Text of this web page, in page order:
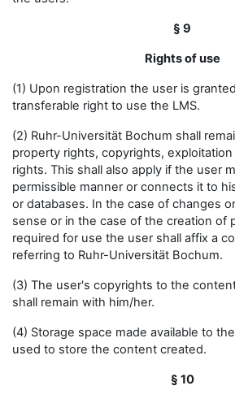
§ 9
Rights of use
(1) Upon registration the user is
transferable right to use the LMS.
(2) Ruhr-Universität Bochum shall
property rights, copyrights,
rights. This shall also apply if the user
permissible manner or connects it to
or databases. In the case of changes
sense or in the case of the creation of
required for use the user shall affix a
referring to Ruhr-Universität Bochum.
(3) The user's copyrights to the
shall remain with him/her.
(4) Storage space made available to
used to store the content created.
§ 10